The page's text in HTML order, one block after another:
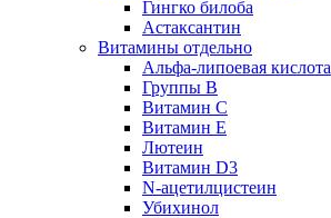
Гингко билоба
Астаксантин
Витамины отдельно
Альфа-липоевая кислота
Группы B
Витамин С
Витамин Е
Лютеин
Витамин D3
N-ацетилцистеин
Убихинол